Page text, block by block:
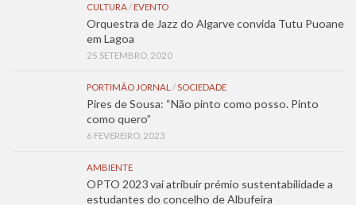
CULTURA/ EVENTO
Orquestra de Jazz do Algarve convida Tutu Puoane
em Lagoa
25 SETEMBRO, 2020
PORTIMÃO JORNAL /SOCIEDADE
Pires de Sousa: “Não pinto como posso. Pinto
como quero”
6 FEVEREIRO, 2023
AMBIENTE
OPTO 2023 vai atribuir prémio sustentabilidade a
estudantes do concelho de Albufeira